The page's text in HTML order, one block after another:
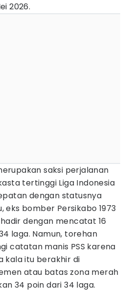
2026.
saksi perjalanan
tertinggi Liga Indonesia
dengan statusnya
eks bomber Persikabo 1973
dengan mencatat 16
laga. Namun, torehan
catatan manis PSS karena
kala itu berakhir di
atau batas zona merah
34 poin dari 34 laga.